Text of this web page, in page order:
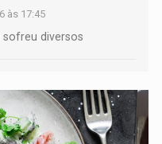
às 17:45
sofreu diversos